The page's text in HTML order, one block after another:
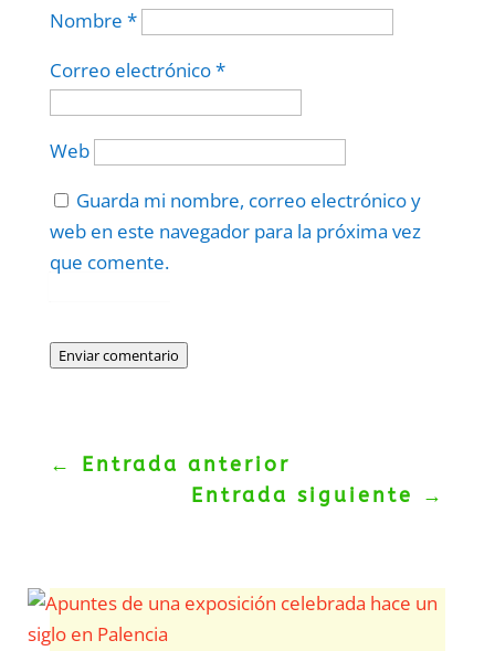
Nombre *
Correo electrónico*
Web
Guarda mi nombre, correo electrónico y
web en este navegador para la próxima vez
que comente.
Enviar comentario
← Entrada anterior
Entrada siguiente
→